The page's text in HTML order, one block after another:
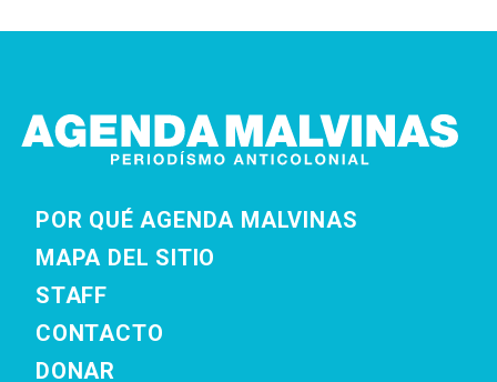
POR QUÉ AGENDA MALVINAS
MAPA DEL SITIO
STAFF
CONTACTO
DONAR